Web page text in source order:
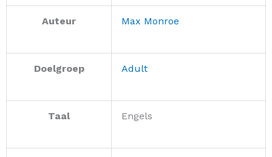
Auteur Max Monroe
Doelgroep Adult
Taal Engels